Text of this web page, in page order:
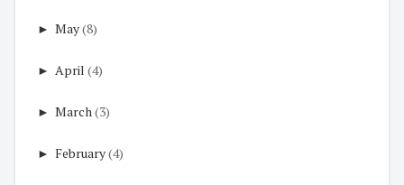
► May(8)
► April (4)
► March(3)
► February(4)